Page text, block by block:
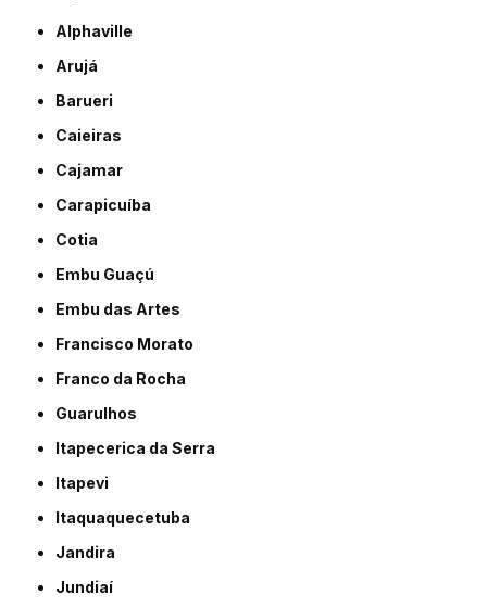
Alphaville
Arujá
Barueri
Caieiras
Cajamar
Carapicuíba
Cotia
Embu Guaçú
Embu das Artes
Francisco Morato
Franco da Rocha
Guarulhos
Itapecerica da Serra
Itapevi
Itaquaquecetuba
Jandira
Jundiaí